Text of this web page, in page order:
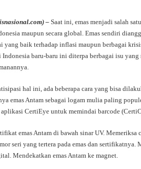
–Saat ini, emas menjadi salah
maupun secara global. Emas sendiri
yang baik terhadap inflasi maupun berbagai
Indonesia baru-baru ini diterpa berbagai isu
hal ini, ada beberapa cara yang bisa
emas Antam sebagai logam mulia paling
CertiEye untuk memindai barcode
emas Antam di bawah sinar UV. Memeriksa
seri yang tertera pada emas dan sertifikatnya.
Mendekatkan emas Antam ke magnet.